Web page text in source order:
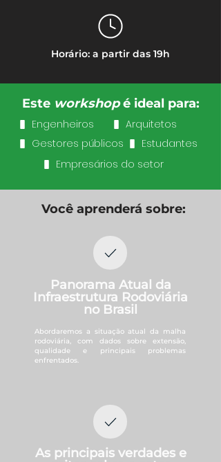
Horário: a partir das 19h
Este workshopé ideal para:
Engenheiros Arquitetos
Empresários do setor
Gestores públicos Estudantes
Você aprenderá sobre:
Panorama Atual da
Infraestrutura Rodoviária
no Brasil
Abordaremos a situação atual da malha
rodoviária, com dados sobre extensão,
qualidade e principais problemas
enfrentados.
As principais verdades e